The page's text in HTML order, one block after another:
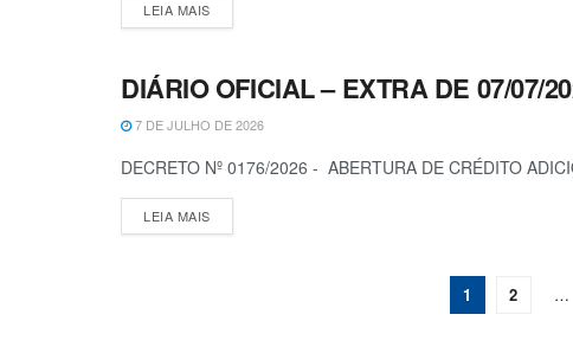
LEIA MAIS
DECRETOS
DIÁRIO OFICIAL – EXTRA DE 07/07/
7 DE JULHO DE 2026
DECRETO Nº 0176/2026 - ABERTURA DE CRÉDITO
LEIA MAIS
1 2 …